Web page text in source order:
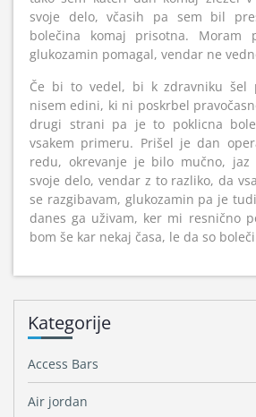
svoje delo, včasih pa sem bil
bolečina komaj prisotna.
glukozamin pomagal, vendar ne
Če bi to vedel, bi k zdravniku šel
nisem edini, ki ni poskrbel
drugi strani pa je to poklicna
vsakem primeru. Prišel je dan
redu, okrevanje je bilo mučno, jaz
svoje delo, vendar z to razliko, da
se razgibavam, glukozamin pa je
danes ga uživam, ker mi resnično
bom še kar nekaj časa, le da so
Kategorije
Access Bars
Air jordan